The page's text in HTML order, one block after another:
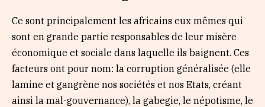
Ce sont principalement les africains eux mêmes qui
sont en grande partie responsables de leur misère
économique et sociale dans laquelle ils baignent. Ces
facteurs ont pour nom: la corruption généralisée (elle
lamine et gangrène nos sociétés et nos Etats, créant
ainsi la mal-gouvernance), la gabegie, le népotisme, le